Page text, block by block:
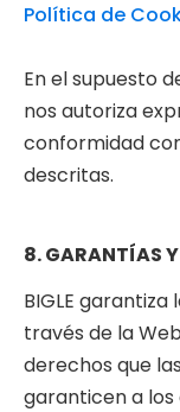
Política de
En el supuesto
nos autoriza
conformidad
descritas.
8. GARANTÍAS
BIGLE
través de la
derechos que
garanticen a los